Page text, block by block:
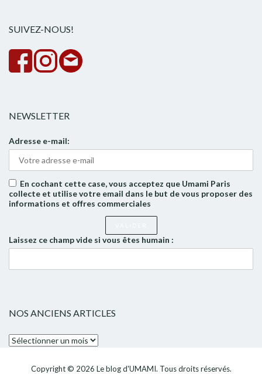
SUIVEZ-NOUS!
NEWSLETTER
Adresse e-mail:
En cochant cette case, vous acceptez que Umami Paris
collecte et utilise votre email dans le but de vous proposer des
informations et offres commerciales
Laissez ce champ vide si vous êtes humain :
NOS ANCIENS ARTICLES
Nos
articlesCopyright © 2026 Le blog d'UMAMI. Tous droits réservés.